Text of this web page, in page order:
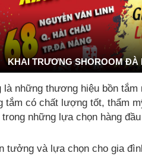
KHAI TRƯƠNG SHOROOM ĐÀ
là những thương hiệu bồn tắm
tắm có chất lượng tốt, thẩm
những lựa chọn hàng
tưởng và lựa chọn cho gia